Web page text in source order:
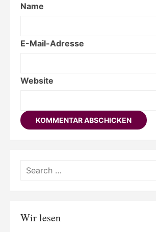
Name
E-Mail-Adresse
Website
Wir lesen